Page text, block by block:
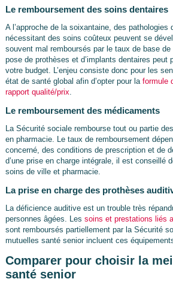
Le remboursement des soins dentaires
A l’approche de la soixantaine, des pathologies
nécessitant des soins coûteux peuvent se
souvent mal remboursés par le taux de base
pose de prothèses et d’implants dentaires peut
votre budget. L’enjeu consiste donc pour les
état de santé global afin d’opter pour la formule
rapport qualité/prix.
Le remboursement des médicaments
La Sécurité sociale rembourse tout ou partie
en pharmacie. Le taux de remboursement
concerné, des conditions de prescription et de
d’une prise en charge intégrale, il est conseillé
soins de ville et pharmacie.
La prise en charge des prothèses
La déficience auditive est un trouble très
personnes âgées. Les soins et prestations liés
sont remboursés partiellement par la Sécurité
mutuelles santé senior incluent ces
Comparer pour choisir la
santé senior